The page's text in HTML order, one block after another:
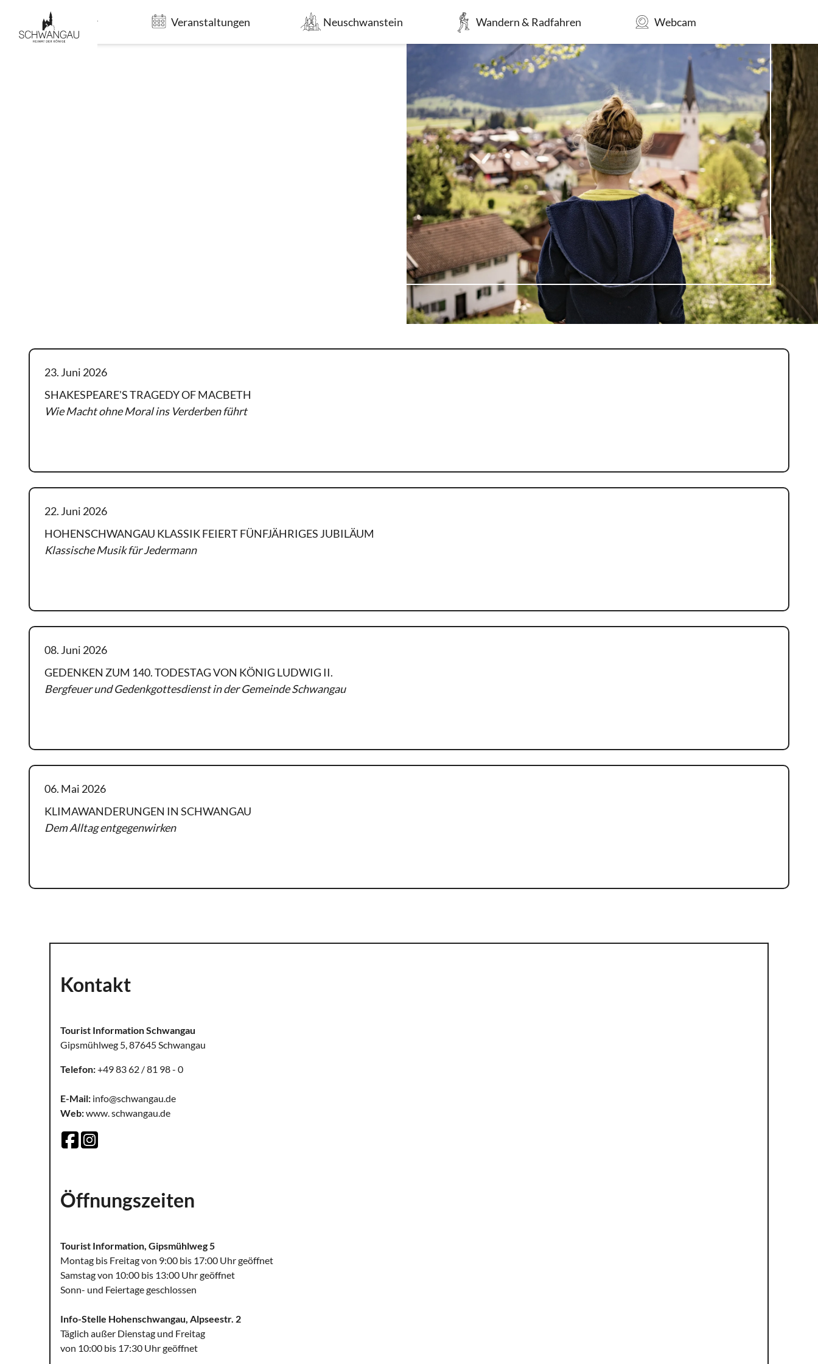
Gastgeber Veranstaltungen Neuschwanstein Wandern & Radfahren Webcam
23. Juni 2026
SHAKESPEARE'S TRAGEDY OF MACBETH
Wie Macht ohne Moral ins Verderben führt
22. Juni 2026
HOHENSCHWANGAU KLASSIK FEIERT FÜNFJÄHRIGES JUBILÄUM
Klassische Musik für Jedermann
08. Juni 2026
GEDENKEN ZUM 140. TODESTAG VON KÖNIG LUDWIG II.
Bergfeuer und Gedenkgottesdienst in der Gemeinde Schwangau
06. Mai 2026
KLIMAWANDERUNGEN IN SCHWANGAU
Dem Alltag entgegenwirken
Kontakt
Tourist Information Schwangau
Gipsmühlweg 5, 87645 Schwangau
Telefon:+49 83 62 / 81 98 - 0
E-Mail: info@schwangau.de
Web:www. schwangau.de
Öffnungszeiten
Tourist Information, Gipsmühlweg 5
Montag bis Freitag von 9:00 bis 17:00 Uhr geöffnet
Samstag von 10:00 bis 13:00 Uhr geöffnet
Sonn- und Feiertage geschlossen
Info-Stelle Hohenschwangau, Alpseestr. 2
Täglich außer Dienstag und Freitag
von 10:00 bis 17:30 Uhr geöffnet